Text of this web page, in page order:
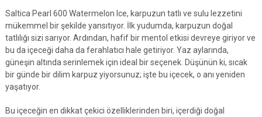
Saltica Pearl 600 Watermelon Ice, karpuzun tatlı ve sulu lezzetini
mükemmel bir şekilde yansıtıyor. İlk yudumda, karpuzun doğal
tatlılığı sizi sarıyor. Ardından, hafif bir mentol etkisi devreye giriyor ve
bu da içeceği daha da ferahlatıcı hale getiriyor. Yaz aylarında,
güneşin altında serinlemek için ideal bir seçenek. Düşünün ki, sıcak
bir günde bir dilim karpuz yiyorsunuz; işte bu içecek, o anı yeniden
yaşatıyor.
Bu içeceğin en dikkat çekici özelliklerinden biri, içerdiği doğal